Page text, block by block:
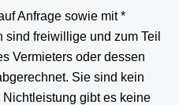
Anfrage sowie mit *
sind freiwillige und zum Teil
Vermieters oder dessen
Sie sind kein
gibt es keine